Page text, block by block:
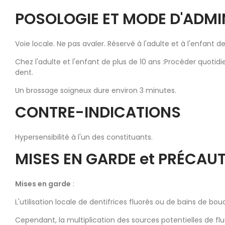
POSOLOGIE ET MODE
Voie locale. Ne pas avaler. Réservé à l'adulte et à l'enfant
Chez l'adulte et l'enfant de plus de 10 ans :Procéder
dent.
Un brossage soigneux dure environ 3 minutes.
CONTRE-INDICATIONS
Hypersensibilité à l'un des constituants.
MISES EN GARDE et
Mises en garde :
L'utilisation locale de dentifrices fluorés ou de bains de
Cependant, la multiplication des sources potentielles de